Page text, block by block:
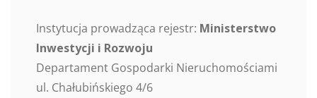
Instytucja prowadząca rejestr: Ministerstwo
Inwestycji i Rozwoju
Departament Gospodarki Nieruchomościami
ul. Chałubińskiego 4/6